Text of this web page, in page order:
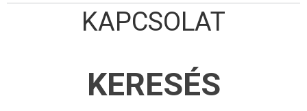
KAPCSOLAT
KERESÉS